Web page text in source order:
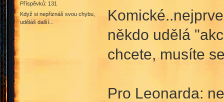
Příspěvků: 131
Když si nepřiznáš svou chybu,
uděláš další...
někdo udělá
chcete, musíte
Pro Leonarda: